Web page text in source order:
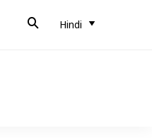
Hindi